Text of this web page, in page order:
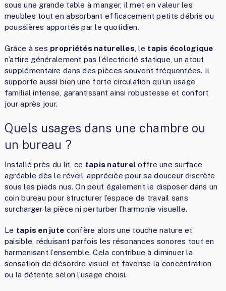
sous une grande table à manger, il met en valeur les
meubles tout en absorbant efficacement petits débris ou
poussières apportés par le quotidien.
Grâce à ses propriétés naturelles , le tapis écologique
n’attire généralement pas l’électricité statique, un atout
supplémentaire dans des pièces souvent fréquentées. Il
supporte aussi bien une forte circulation qu’un usage
familial intense, garantissant ainsi robustesse et confort
jour après jour.
Quels usages dans une chambre ou
un bureau ?
Installé près du lit, ce tapis naturel offre une surface
agréable dès le réveil, appréciée pour sa douceur discrète
sous les pieds nus. On peut également le disposer dans un
coin bureau pour structurer l’espace de travail sans
surcharger la pièce ni perturber l’harmonie visuelle.
Le tapis en jute confère alors une touche nature et
paisible, réduisant parfois les résonances sonores tout en
harmonisant l’ensemble. Cela contribue à diminuer la
sensation de désordre visuel et favorise la concentration
ou la détente selon l’usage choisi.